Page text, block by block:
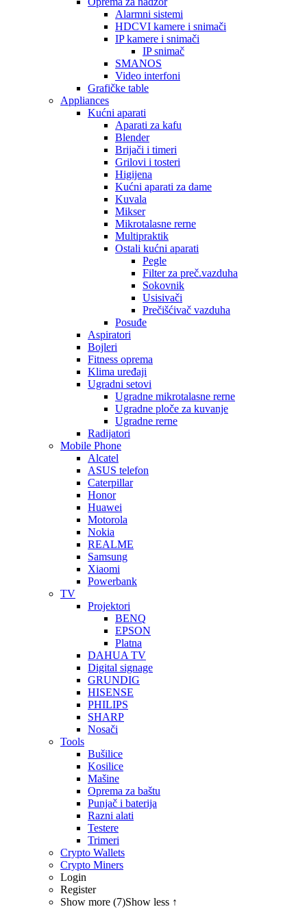
Alarmni sistemi
HDCVI kamere i snimači
IP kamere i snimači
IP snimač
SMANOS
Video interfoni
Grafičke table
Appliances
Kućni aparati
Aparati za kafu
Blender
Brijači i timeri
Grilovi i tosteri
Higijena
Kućni aparati za dame
Kuvala
Mikser
Mikrotalasne rerne
Multipraktik
Ostali kućni aparati
Pegle
Filter za preč.vazduha
Sokovnik
Usisivači
Prečišćivač vazduha
Posuđe
Aspiratori
Bojleri
Fitness oprema
Klima uređaji
Ugradni setovi
Ugradne mikrotalasne rerne
Ugradne ploče za kuvanje
Ugradne rerne
Radijatori
Mobile Phone
Alcatel
ASUS telefon
Caterpillar
Honor
Huawei
Motorola
Nokia
REALME
Samsung
Xiaomi
Powerbank
TV
Projektori
BENQ
EPSON
Platna
DAHUA TV
Digital signage
GRUNDIG
HISENSE
PHILIPS
SHARP
Nosači
Tools
Bušilice
Kosilice
Mašine
Oprema za baštu
Punjač i baterija
Razni alati
Testere
Trimeri
Crypto Wallets
Crypto Miners
Login
Register
Show more (7)Show less ↑